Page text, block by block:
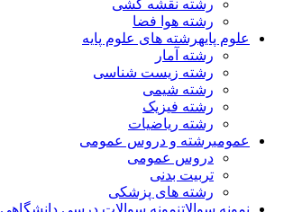
رشته نقشه کشی
رشته هوا فضا
علوم پایهرشته های علوم پایه
رشته آمار
رشته زیست شناسی
رشته شیمی
رشته فیزیک
رشته ریاضیات
عمومیرشته و دروس عمومی
دروس عمومی
تربیت بدنی
رشته های پزشکی